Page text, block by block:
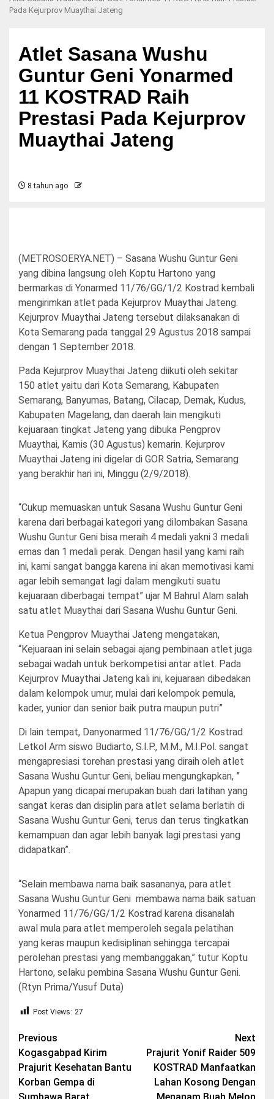
Pada Kejurprov Muaythai Jateng
Atlet Sasana Wushu
Guntur Geni Yonarmed
11 KOSTRAD Raih
Prestasi Pada Kejurprov
Muaythai Jateng
8 tahun ago
(METROSOERYA.NET) – Sasana Wushu Guntur Geni
yang dibina langsung oleh Koptu Hartono yang
bermarkas di Yonarmed 11/76/GG/1/2 Kostrad kembali
mengirimkan atlet pada Kejurprov Muaythai Jateng.
Kejurprov Muaythai Jateng tersebut dilaksanakan di
Kota Semarang pada tanggal 29 Agustus 2018 sampai
dengan 1 September 2018.
Pada Kejurprov Muaythai Jateng diikuti oleh sekitar
150 atlet yaitu dari Kota Semarang, Kabupaten
Semarang, Banyumas, Batang, Cilacap, Demak, Kudus,
Kabupaten Magelang, dan daerah lain mengikuti
kejuaraan tingkat Jateng yang dibuka Pengprov
Muaythai, Kamis (30 Agustus) kemarin. Kejurprov
Muaythai Jateng ini digelar di GOR Satria, Semarang
yang berakhir hari ini, Minggu (2/9/2018).
“Cukup memuaskan untuk Sasana Wushu Guntur Geni
karena dari berbagai kategori yang dilombakan Sasana
Wushu Guntur Geni bisa meraih 4 medali yakni 3 medali
emas dan 1 medali perak. Dengan hasil yang kami raih
ini, kami sangat bangga karena ini akan memotivasi kami
agar lebih semangat lagi dalam mengikuti suatu
kejuaraan diberbagai tempat” ujar M Bahrul Alam salah
satu atlet Muaythai dari Sasana Wushu Guntur Geni.
Ketua Pengprov Muaythai Jateng mengatakan,
“Kejuaraan ini selain sebagai ajang pembinaan atlet juga
sebagai wadah untuk berkompetisi antar atlet. Pada
Kejurprov Muaythai Jateng kali ini, kejuaraan dibedakan
dalam kelompok umur, mulai dari kelompok pemula,
kader, yunior dan senior baik putra maupun putri”
Di lain tempat, Danyonarmed 11/76/GG/1/2 Kostrad
Letkol Arm siswo Budiarto, S.I.P., M.M., M.I.Pol. sangat
mengapresiasi torehan prestasi yang diraih oleh atlet
Sasana Wushu Guntur Geni, beliau mengungkapkan, ”
Apapun yang dicapai merupakan buah dari latihan yang
sangat keras dan disiplin para atlet selama berlatih di
Sasana Wushu Guntur Geni, terus dan terus tingkatkan
kemampuan dan agar lebih banyak lagi prestasi yang
didapatkan”.
“Selain membawa nama baik sasananya, para atlet
Sasana Wushu Guntur Geni membawa nama baik satuan
Yonarmed 11/76/GG/1/2 Kostrad karena disanalah
awal mula para atlet memperoleh segala pelatihan
yang keras maupun kedisiplinan sehingga tercapai
perolehan prestasi yang membanggakan,” tutur Koptu
Hartono, selaku pembina Sasana Wushu Guntur Geni.
(Rtyn Prima/Yusuf Duta)
Post Views: 27
Post
navigation
Previous
Kogasgabpad Kirim
Prajurit Kesehatan Bantu
Korban Gempa di
Next
Prajurit Yonif Raider 509
KOSTRAD Manfaatkan
Lahan Kosong Dengan